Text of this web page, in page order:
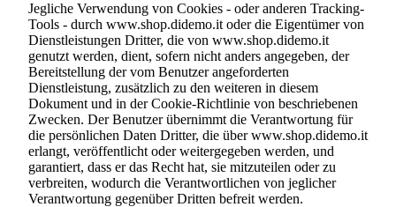
Jegliche Verwendung von Cookies - oder anderen Tracking-
Tools - durch www.shop.didemo.it oder die Eigentümer von
Dienstleistungen Dritter, die von www.shop.didemo.it
genutzt werden, dient, sofern nicht anders angegeben, der
Bereitstellung der vom Benutzer angeforderten
Dienstleistung, zusätzlich zu den weiteren in diesem
Dokument und in der Cookie-Richtlinie von beschriebenen
Zwecken. Der Benutzer übernimmt die Verantwortung für
die persönlichen Daten Dritter, die überwww.shop.didemo.it
erlangt, veröffentlicht oder weitergegeben werden, und
garantiert, dass er das Recht hat, sie mitzuteilen oder zu
verbreiten, wodurch die Verantwortlichen von jeglicher
Verantwortung gegenüber Dritten befreit werden.